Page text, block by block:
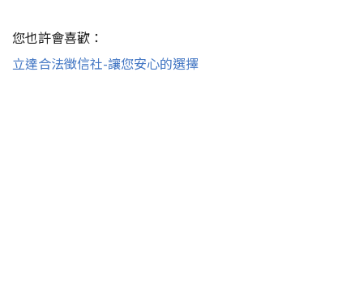
您也許會喜歡：
立達合法徵信社-讓您安心的選擇